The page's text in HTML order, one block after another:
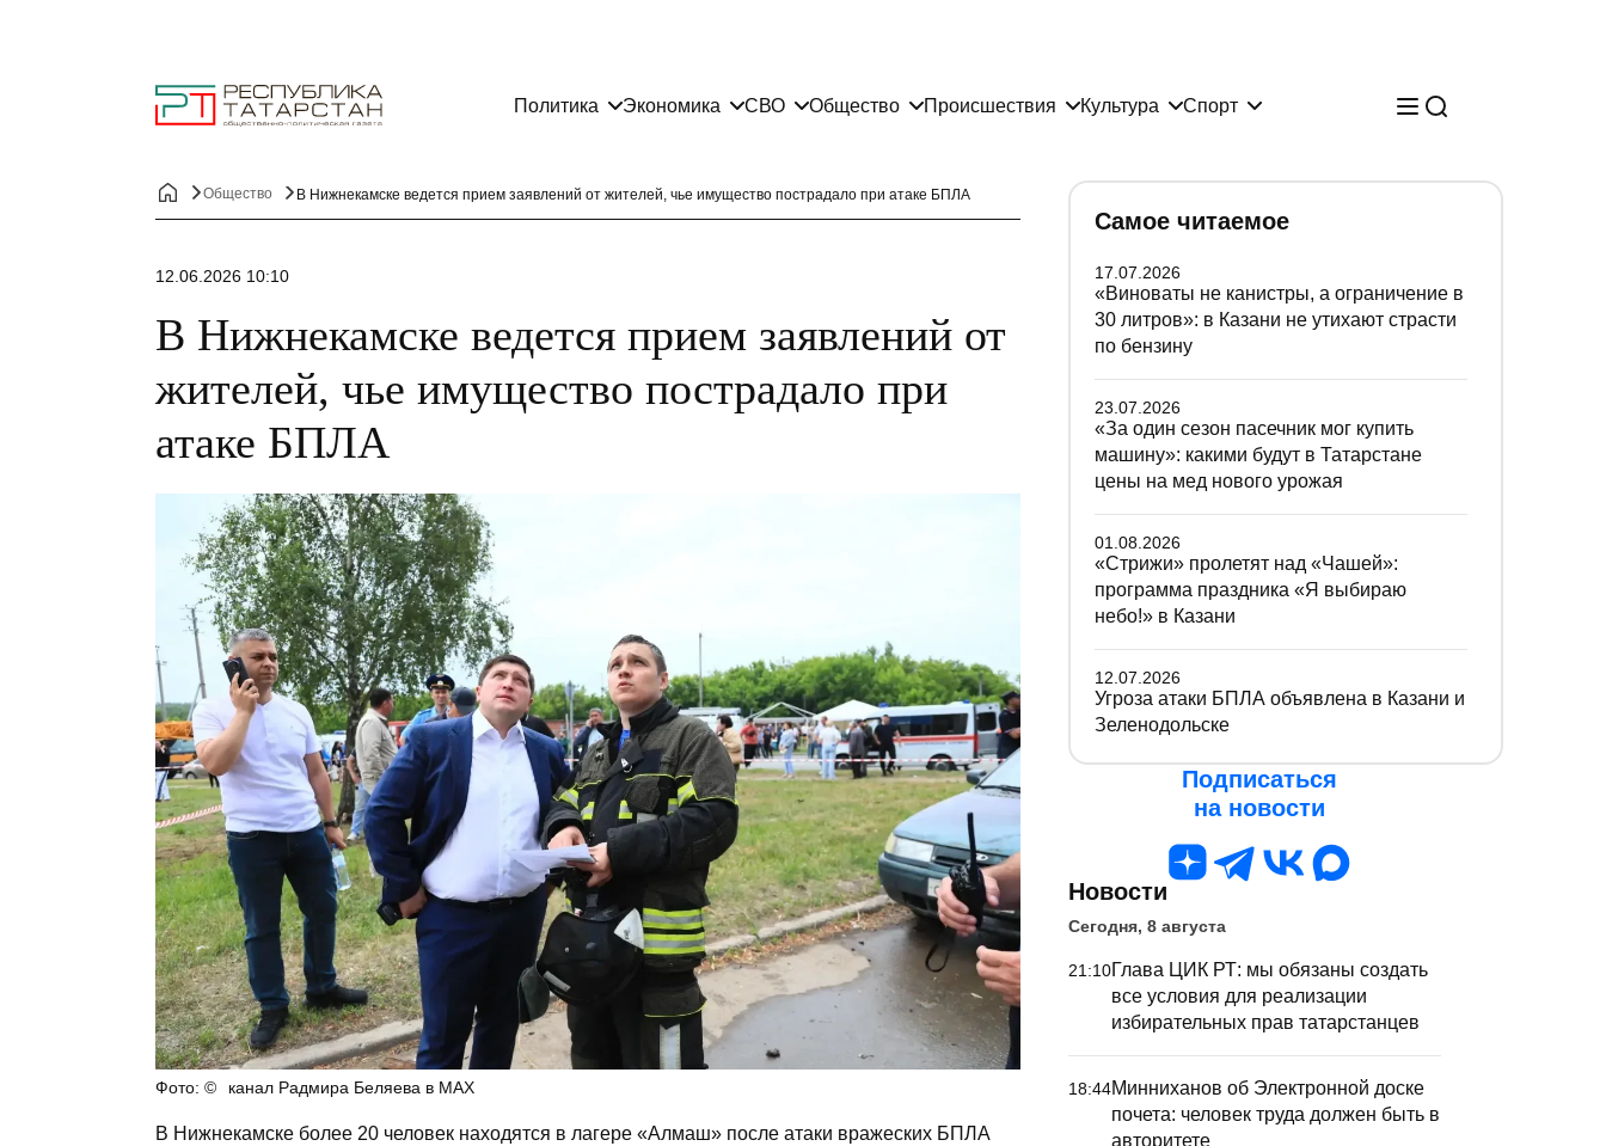
Политика Экономика СВО Общество Происшествия Культура Спорт
Общество В Нижнекамске ведется прием заявлений от жителей, чье имущество пострадало при атаке БПЛА
12.06.2026 10:10
В Нижнекамске ведется прием заявлений от
жителей, чье имущество пострадало при
атаке БПЛА
канал Радмира Беляева в MAX
В Нижнекамске более 20 человек находятся в лагере «Алмаш» после атаки вражеских БПЛА
Самое читаемое
17.07.2026
«Виноваты не канистры, а ограничение в
30 литров»: в Казани не утихают страсти
по бензину
23.07.2026
«За один сезон пасечник мог купить
машину»: какими будут в Татарстане
цены на мед нового урожая
01.08.2026
«Стрижи» пролетят над «Чашей»:
программа праздника «Я выбираю
небо!» в Казани
12.07.2026
Угроза атаки БПЛА объявлена в Казани и
Зеленодольске
Подписаться
на новости
Новости
Сегодня, 8 августа
21:10Глава ЦИК РТ: мы обязаны создать
все условия для реализации
избирательных прав татарстанцев
18:44Минниханов об Электронной доске
почета: человек труда должен быть в
авторитете